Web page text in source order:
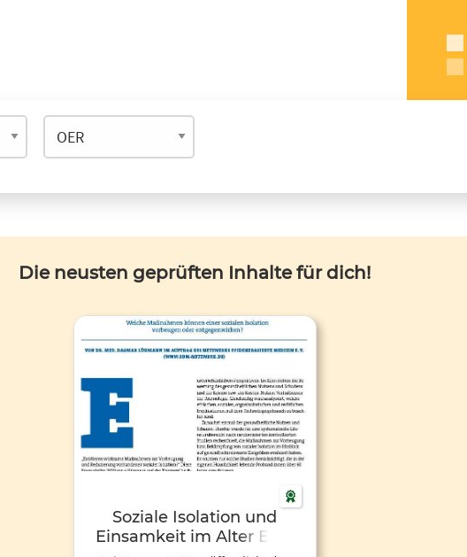
Die neusten geprüften Inhalte für dich!
Soziale Isolation und
Einsamkeit im Alter EbM